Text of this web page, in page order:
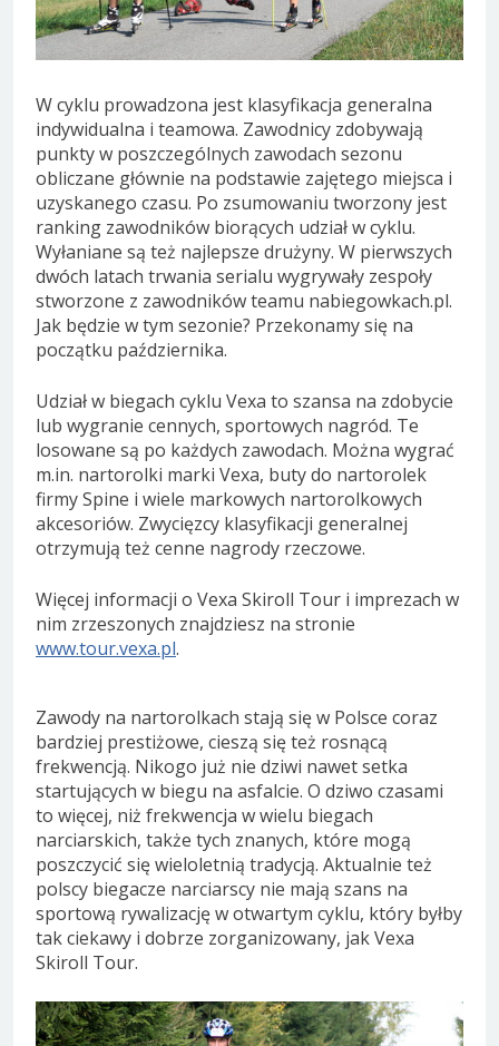
W cyklu prowadzona jest klasyfikacja generalna
indywidualna i teamowa. Zawodnicy zdobywają
punkty w poszczególnych zawodach sezonu
obliczane głównie na podstawie zajętego miejsca i
uzyskanego czasu. Po zsumowaniu tworzony jest
ranking zawodników biorących udział w cyklu.
Wyłaniane są też najlepsze drużyny. W pierwszych
dwóch latach trwania serialu wygrywały zespoły
stworzone z zawodników teamu nabiegowkach.pl.
Jak będzie w tym sezonie? Przekonamy się na
początku października.
Udział w biegach cyklu Vexa to szansa na zdobycie
lub wygranie cennych, sportowych nagród. Te
losowane są po każdych zawodach. Można wygrać
m.in. nartorolki marki Vexa, buty do nartorolek
firmy Spine i wiele markowych nartorolkowych
akcesoriów. Zwycięzcy klasyfikacji generalnej
otrzymują też cenne nagrody rzeczowe.
Więcej informacji o Vexa Skiroll Tour i imprezach w
nim zrzeszonych znajdziesz na stronie
www.tour.vexa.pl.
Zawody na nartorolkach stają się w Polsce coraz
bardziej prestiżowe, cieszą się też rosnącą
frekwencją. Nikogo już nie dziwi nawet setka
startujących w biegu na asfalcie. O dziwo czasami
to więcej, niż frekwencja w wielu biegach
narciarskich, także tych znanych, które mogą
poszczycić się wieloletnią tradycją. Aktualnie też
polscy biegacze narciarscy nie mają szans na
sportową rywalizację w otwartym cyklu, który byłby
tak ciekawy i dobrze zorganizowany, jak Vexa
Skiroll Tour.